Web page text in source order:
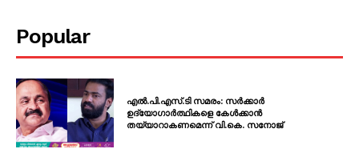
PALA VISION
Popular
എൽ.പി.എസ്.ടി സമരം: സർക്കാർ
ഉദ്യോഗാർത്ഥികളെ കേൾക്കാൻ
തയ്യാറാകണമെന്ന് വി.കെ. സനോജ്